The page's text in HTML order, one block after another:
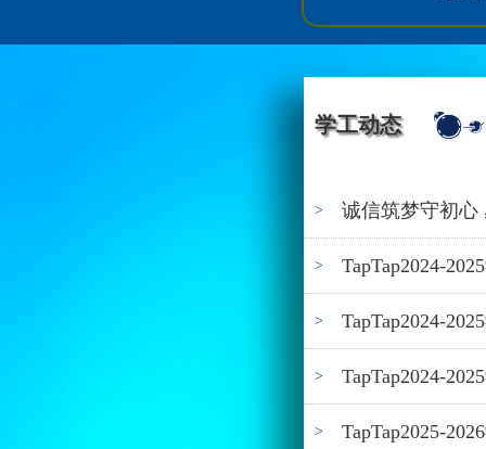
学工动态
> 诚信筑梦守初
> TapTap2024-
> TapTap2024-
> TapTap2024-
> TapTap2025-